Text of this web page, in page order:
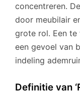
concentreren.
door meubilair
grote rol. Een
een gevoel van
indeling
Definitie van